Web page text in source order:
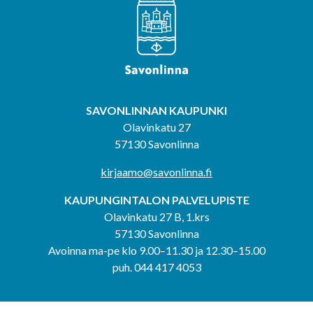
SAVONLINNAN KAUPUNKI
Olavinkatu 27
57130 Savonlinna
kirjaamo@savonlinna.fi
KAUPUNGINTALON PALVELUPISTE
Olavinkatu 27 B, 1.krs
57130 Savonlinna
Avoinna ma-pe klo 9.00–11.30 ja 12.30–15.00
puh. 044 417 4053